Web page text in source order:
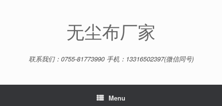
无尘布厂家
联系我们：0755-81773990 手机：13316502397(微信同号)
Menu